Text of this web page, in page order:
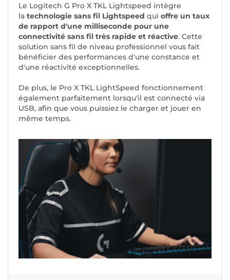
Le Logitech G Pro X TKL Lightspeed intègre
la technologie sans fil Lightspeed qui offre un taux
de rapport d'une milliseconde pour une
connectivité sans fil très rapide et réactive. Cette
solution sans fil de niveau professionnel vous fait
bénéficier des performances d'une constance et
d'une réactivité exceptionnelles.
De plus, le Pro X TKL LightSpeed fonctionnement
également parfaitement lorsqu'il est connecté via
USB, afin que vous puissiez le charger et jouer en
même temps.